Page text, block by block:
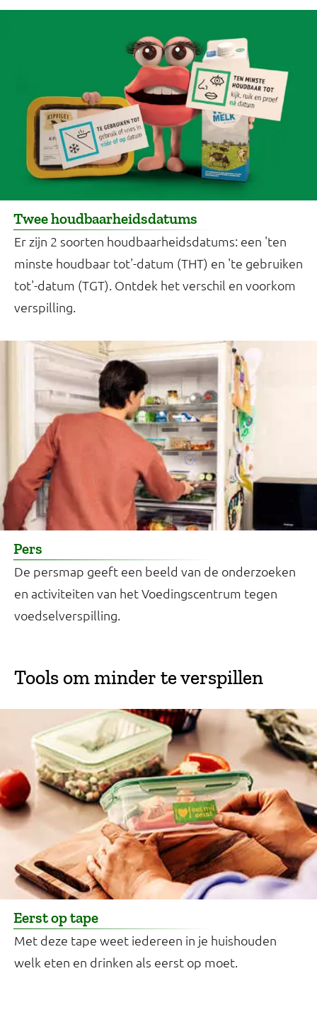
Twee houdbaarheidsdatums
Er zijn 2 soorten houdbaarheidsdatums: een 'ten
minste houdbaar tot'-datum (THT) en 'te gebruiken
tot'-datum (TGT). Ontdek het verschil en voorkom
verspilling.
Pers
De persmap geeft een beeld van de onderzoeken
en activiteiten van het Voedingscentrum tegen
voedselverspilling.
Tools om minder te verspillen
Eerst op tape
Met deze tape weet iedereen in je huishouden
welk eten en drinken als eerst op moet.